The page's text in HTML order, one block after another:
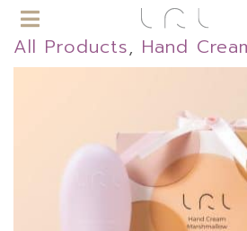
All Products, Hand